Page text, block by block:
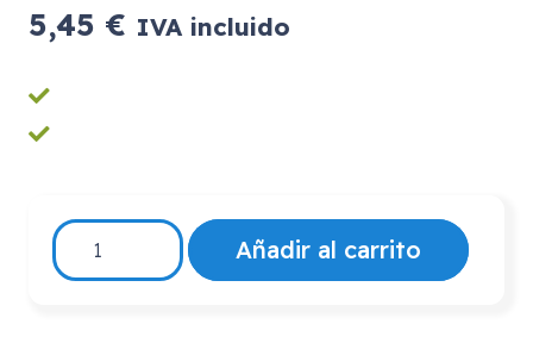
5,45 € IVA incluido
PAR
BISAGRA
Añadir al carrito